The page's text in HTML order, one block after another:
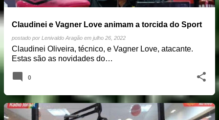
Claudinei e Vagner Love animam a torcida do Sport
postado por Lenivaldo Aragão em julho 26, 2022
Claudinei Oliveira, técnico, e Vagner Love, atacante.
Estas são as novidades do…
0